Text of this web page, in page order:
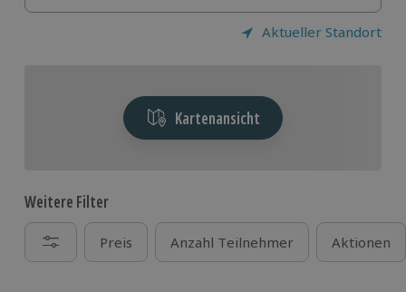
Aktueller Standort
Kartenansicht
Weitere Filter
Preis Anzahl Teilnehmer Aktionen